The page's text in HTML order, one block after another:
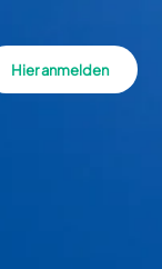
Hier anmelden